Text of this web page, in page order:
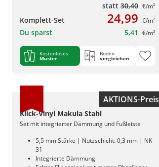
statt 30,40 €/m²
Komplett-Set 24,99 €/m²
Du sparst 5,41 €/m²
Kostenloses
Muster
Boden
vergleichen
AKTIONS-Preis
Klick-Vinyl Makula Stahl
Set mit integrierter Dämmung und Fußleiste
5,5 mm Stärke | Nutzschicht: 0,3 mm | NK
31
Integrierte Dämmung